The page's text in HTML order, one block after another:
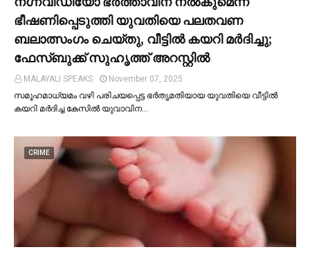
ഭീഷണിപ്പെടുത്തി യുവതിയെ പലതവണ
ബലാത്സംഗം ചെയ്തു, വീട്ടില്‍ കയറി മര്‍ദിച്ചു;
ഫേസ്ബുക്ക് സുഹൃത്ത് അറസ്റ്റില്‍
MALAYALI SPEAKS
November 07, 2025
സമൂഹമാധ്യമം വഴി പരിചയപ്പെട്ട ഭർതൃമതിയായ യുവതിയെ വീട്ടില്‍
കയറി മർദിച്ച കേസില്‍ യുവാവിന…
CRIME